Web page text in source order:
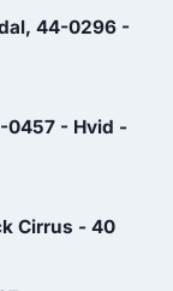
kr..
44-0296 -
kr..
0457 - Hvid -
Cirrus - 40